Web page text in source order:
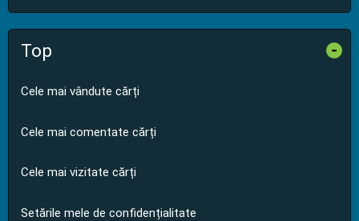
Top -
Cele mai vândute cărți
Cele mai comentate cărți
Cele mai vizitate cărți
Setările mele de confidențialitate